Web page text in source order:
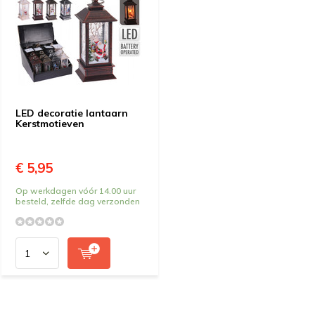
LED decoratie lantaarn
Kerstmotieven
€ 5,95
Op werkdagen vóór 14.00 uur
besteld, zelfde dag verzonden